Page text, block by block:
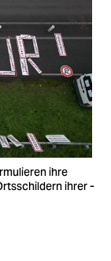
ihre
ihrer